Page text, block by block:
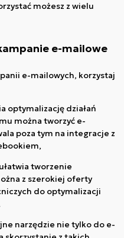
możesz z wielu
e-mailowe
e-mailowych, korzystaj
optymalizację działań
można tworzyć e-
poza tym na integracje z
tworzenie
z szerokiej oferty
do optymalizacji
narzędzie nie tylko do e-